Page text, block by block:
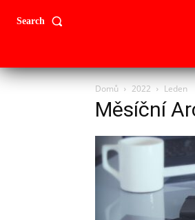
Search
Domů 2022 Leden
Měsíční